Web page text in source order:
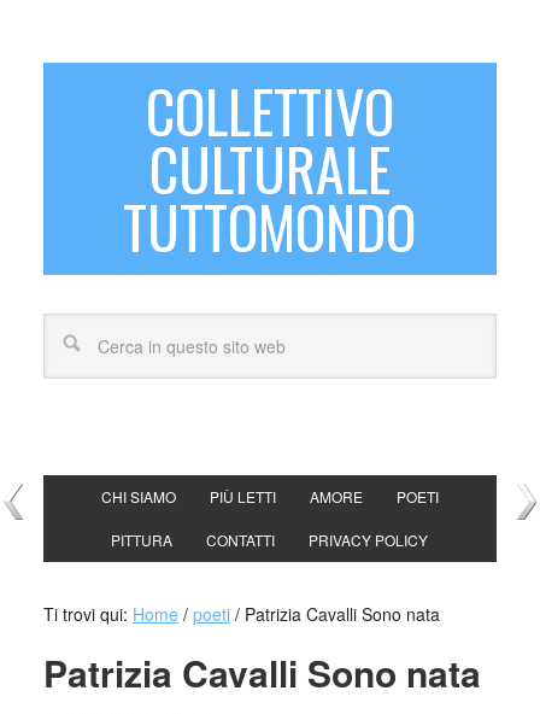
COLLETTIVO
CULTURALE
TUTTOMONDO
CHI SIAMO PIÙ LETTI AMORE POETI
PITTURA CONTATTI PRIVACY POLICY
Ti trovi qui: Home / poeti /Patrizia Cavalli Sono nata
Patrizia Cavalli Sono nata